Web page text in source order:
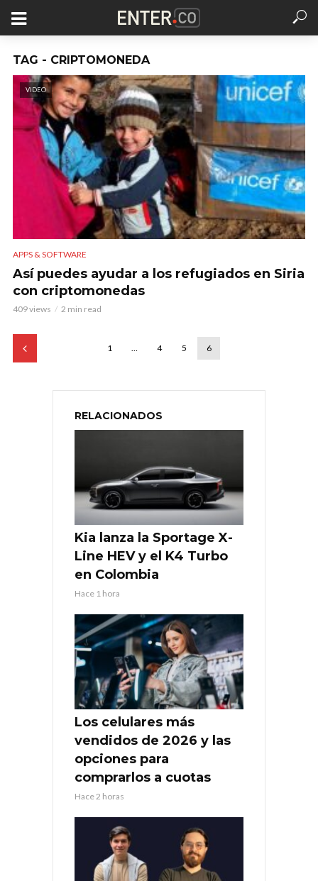
TAG - CRIPTOMONEDA
VIDEO
APPS & SOFTWARE
Así puedes ayudar a los refugiados en Siria
con criptomonedas
409 views 2 min read
1 … 4 5 6
RELACIONADOS
Kia lanza la Sportage X-
Line HEV y el K4 Turbo
en Colombia
Hace 1 hora
Los celulares más
vendidos de 2026 y las
opciones para
comprarlos a cuotas
Hace 2 horas